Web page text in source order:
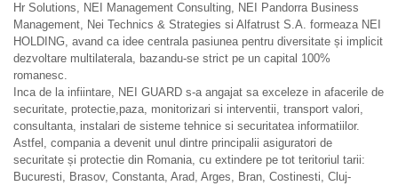
Hr Solutions, NEI Management Consulting, NEI Pandorra Business
Management, Nei Technics & Strategies si Alfatrust S.A. formeaza NEI
HOLDING, avand ca idee centrala pasiunea pentru diversitate și implicit
dezvoltare multilaterala, bazandu-se strict pe un capital 100%
romanesc.
Inca de la infiintare, NEI GUARD s-a angajat sa exceleze in afacerile de
securitate, protectie,paza, monitorizari si interventii, transport valori,
consultanta, instalari de sisteme tehnice si securitatea informatiilor.
Astfel, compania a devenit unul dintre principalii asiguratori de
securitate și protectie din Romania, cu extindere pe tot teritoriul tarii:
Bucuresti, Brasov, Constanta, Arad, Arges, Bran, Costinesti, Cluj-